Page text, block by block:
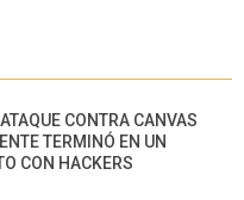
CONTRA CANVAS
TERMINÓ EN UN
CON HACKERS